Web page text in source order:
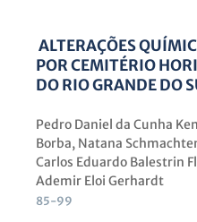
ALTERAÇÕES
POR CEMITÉRIO
DO RIO GRANDE DO
Pedro Daniel da Cunha
Borba, Natana
Carlos Eduardo Balestrin
Ademir Eloi Gerhardt
85-99